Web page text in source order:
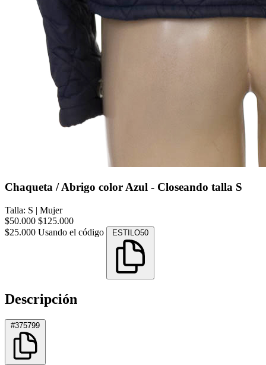
Chaqueta / Abrigo color Azul - Closeando talla S
Talla: S | Mujer
$50.000 $125.000
$25.000 Usando el código ESTILO50
Descripción
#375799